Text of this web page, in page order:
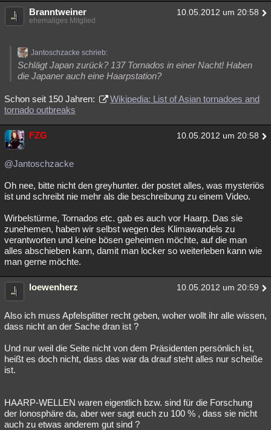
Branntweiner 10.05.2012 um 20:58
ehemaliges Mitglied
Jantoschzacke schrieb:
Schlägt Japan zurück? 137 Tornados in einer Nacht! Haben
die Japaner auch eine Haarpstation?
Schon seit 150 Jahren:
Wikipedia: List of Asian tornadoes and
tornado outbreaks
FZG 10.05.2012 um 20:58
@Jantoschzacke
Oh nee, bitte nicht den greyhunter. der postet alles, was mysteriös
ist und schreibt nie mehr als die beschreibung zu einem Video.
Wirbelstürme, Tornados etc. gab es auch vor Haarp. Das sie
zunehemen, haben wir selbst wegen des Klimawandels zu
verantworten und keine bösen geheimen möchte, auf die man
alles abschieben kann, damit man locker so weiterleben kann wie
man gerne möchte.
loewenherz 10.05.2012 um 20:59
Also ich muss Apfelsplitter recht geben, woher wollt ihr alle wissen,
dass nicht an der Sache dran ist ?
Und nur weil die Seite nicht von dem Präsidenten persönlich ist,
heißt es doch nicht, dass das war da drauf steht alles nur scheiße
ist.
HAARP-WELLEN waren eigentlich bzw. sind für die Forschung
der Ionosphäre da, aber wer sagt euch zu 100 % , dass sie nicht
auch zu etwas anderem gut sind ?